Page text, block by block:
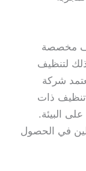
مخصصة
لتنظيف
شركة
ذات
البيئة.
في الحصول